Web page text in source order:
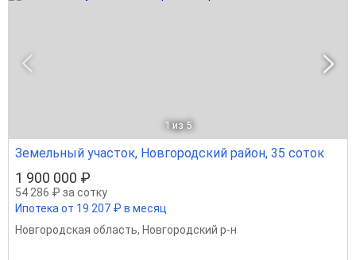
1 из 5
Земельный участок, Новгородский район, 35 соток
1 900 000 ₽
54 286 ₽ за сотку
Ипотека от 19 207 ₽ в месяц
Новгородская область, Новгородский р-н